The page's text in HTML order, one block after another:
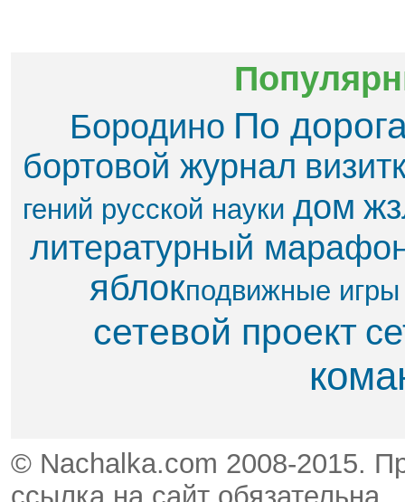
Бородино По
бортовой журнал
гений русской науки дом
литературный
яблок​подвижные игры
сетевой проект
© Nachalka.com 2008-2015.